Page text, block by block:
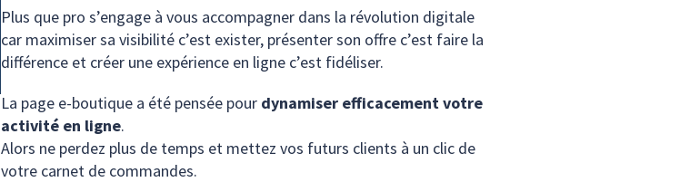
Plus que pro s’engage à vous accompagner dans la révolution digitale
car maximiser sa visibilité c’est exister, présenter son offre c’est faire la
différence et créer une expérience en ligne c’est fidéliser.
La page e-boutique a été pensée pour dynamiser efficacement votre
activité en ligne.
Alors ne perdez plus de temps et mettez vos futurs clients à un clic de
votre carnet de commandes.